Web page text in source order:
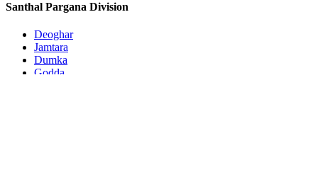
Santhal Pargana Division
Deoghar
Jamtara
Dumka
Godda